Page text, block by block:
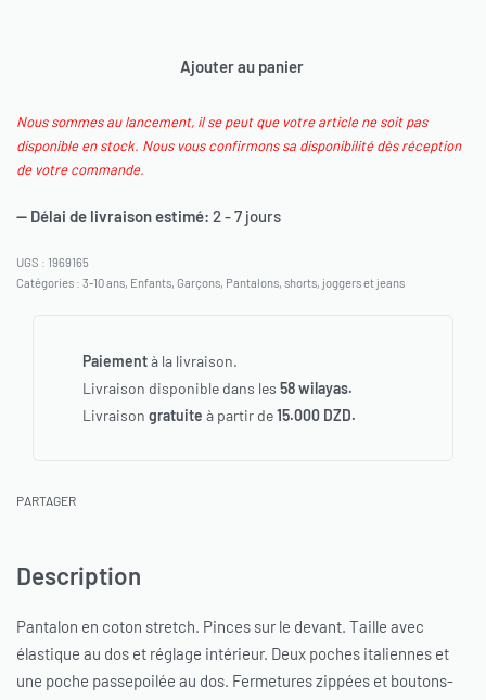
Ajouter au panier
Nous sommes au lancement, il se peut que votre article ne soit pas
disponible en stock. Nous vous confirmons sa disponibilité dès réception
de votre commande.
— Délai de livraison estimé: 2 - 7 jours
1969165
Catégories : 3-10 ans, Enfants, Garçons, Pantalons, shorts, joggers et jeans
Paiementà la livraison.
Livraison disponible dans les 58 wilayas.
Livraison gratuite à partir de15.000 DZD.
PARTAGER
Description
Pantalon en coton stretch. Pinces sur le devant. Taille avec
élastique au dos et réglage intérieur. Deux poches italiennes et
une poche passepoilée au dos. Fermetures zippées et boutons-